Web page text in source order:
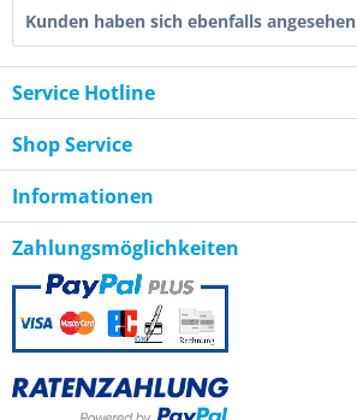
Kunden haben sich ebenfalls angesehen
Service Hotline
Shop Service
Informationen
Zahlungsmöglichkeiten